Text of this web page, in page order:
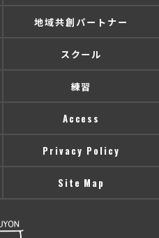
地域共創パートナー
スクール
練習
Access
Privacy Policy
Site Map